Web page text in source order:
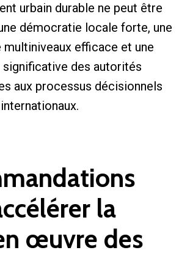
urbain durable ne peut être
démocratie locale forte, une
multiniveaux efficace et une
des autorités
aux processus décisionnels
la
œuvre des